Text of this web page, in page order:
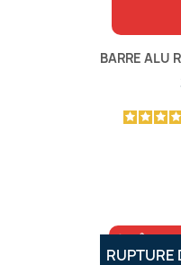
BARRE ALU
RUPTURE